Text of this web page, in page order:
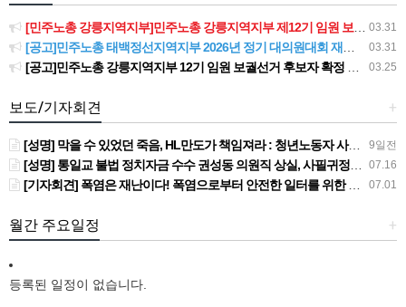
03.31
[민주노총 강릉지역지부]민주노총 강릉지역지부 제12기 임원 보궐선거결과 공고
03.31
[공고]민주노총 태백정선지역지부 2026년 정기 대의원대회 재소집 건
03.25
[공고]민주노총 강릉지역지부 12기 임원 보궐선거 후보자 확정 공고
+
보도/기자회견
9일전
[성명] 막을 수 있었던 죽음, HL만도가 책임져라 : 청년노동자 사망사고의 철저한 진상규명과 재발방지 대책 마련하라
07.16
[성명] 통일교 불법 정치자금 수수 권성동 의원직 상실, 사필귀정이다
07.01
[기자회견] 폭염은 재난이다! 폭염으로부터 안전한 일터를 위한 민주노총 강원지역본부 폭염감시단 선포 기자회견
+
월간 주요일정
등록된 일정이 없습니다.